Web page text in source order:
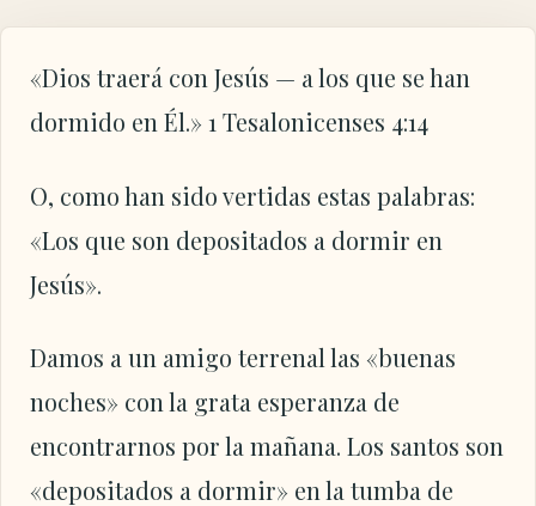
«Dios traerá con Jesús — a los que se han
dormido en Él.» 1 Tesalonicenses 4:14
O, como han sido vertidas estas palabras:
«Los que son depositados a dormir en
Jesús».
Damos a un amigo terrenal las «buenas
noches» con la grata esperanza de
encontrarnos por la mañana. Los santos son
«depositados a dormir» en la tumba de